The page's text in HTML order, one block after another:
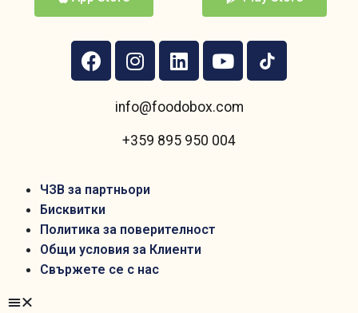
info@foodobox.com
+359 895 950 004
ЧЗВ за партньори
Бисквитки
Политика за поверителност
Общи условия за Клиенти
Свържете се с нас